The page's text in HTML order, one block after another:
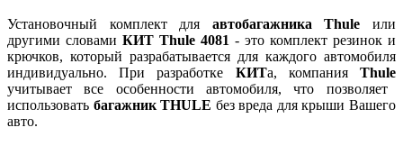
Установочный комплект для автобагажника Thuleили
другими словами КИТ Thule 4081 - это комплект резинок и
крючков, который разрабатывается для каждого автомобиля
индивидуально. При разработке КИТа, компанияThule
учитывает все особенности автомобиля, что позволяет
использовать багажник THULE без вреда для крыши Вашего
авто.